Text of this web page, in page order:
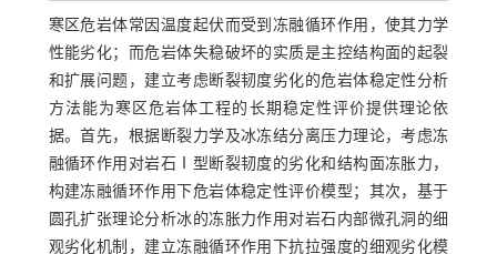
寒区危岩体常因温度起伏而受到冻融循环作用，使其力学
性能劣化；而危岩体失稳破坏的实质是主控结构面的起裂
和扩展问题，建立考虑断裂韧度劣化的危岩体稳定性分析
方法能为寒区危岩体工程的长期稳定性评价提供理论依
据。首先，根据断裂力学及冰冻结分离压力理论，考虑冻
融循环作用对岩石Ⅰ型断裂韧度的劣化和结构面冻胀力，
构建冻融循环作用下危岩体稳定性评价模型；其次，基于
圆孔扩张理论分析冰的冻胀力作用对岩石内部微孔洞的细
观劣化机制，建立冻融循环作用下抗拉强度的细观劣化模